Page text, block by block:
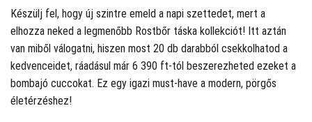
Készülj fel, hogy új szintre emeld a napi szettedet, mert a
elhozza neked a legmenőbb Rostbőr táska kollekciót! Itt aztán
van miből válogatni, hiszen most 20 db darabból csekkolhatod a
kedvenceidet, ráadásul már 6 390 ft-tól beszerezheted ezeket a
bombajó cuccokat. Ez egy igazi must-have a modern, pörgős
életérzéshez!